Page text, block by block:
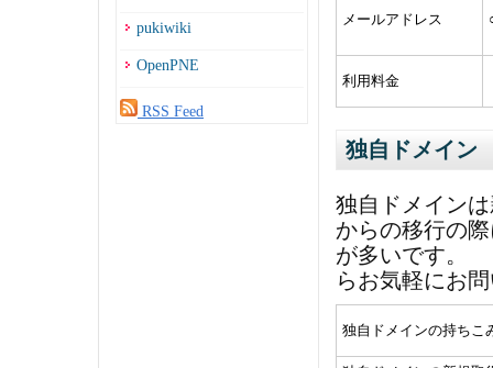
メールアドレス
利用料金
独自ドメイン
独自ドメイン
からの移行の
が多いです。
らお気軽にお
独自ドメインの持ちこ
pukiwiki
OpenPNE
RSS Feed